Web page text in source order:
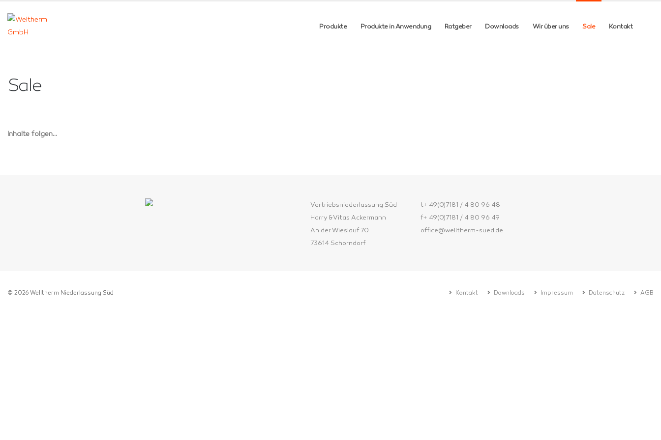
Produkte Produkte in Anwendung Ratgeber Downloads Wir über uns Sale Kontakt
Sale
Inhalte folgen...
Vertriebsniederlassung Süd
Harry & Vitas Ackermann
An der Wieslauf 70
73614 Schorndorf
t+ 49(0)7181 / 4 80 96 48
f+ 49(0)7181 / 4 80 96 49
office@welltherm-sued.de
© 2026 Welltherm Niederlassung Süd Kontakt Downloads Impressum Datenschutz AGB